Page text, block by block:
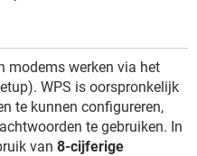
modems werken via het
WPS is oorspronkelijk
te kunnen configureren,
te gebruiken. In
van 8-cijferige